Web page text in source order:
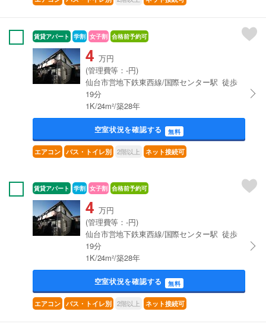
賃貸アパート 学割 女子割 合格前予約可
4 万円
(管理費等：-円)
仙台市営地下鉄東西線/国際センター駅 徒歩
19分
1K/24m²/築28年
空室状況を確認する 無料
エアコン バス・トイレ別 2階以上 ネット接続可
賃貸アパート 学割 女子割 合格前予約可
4 万円
(管理費等：-円)
仙台市営地下鉄東西線/国際センター駅 徒歩
19分
1K/24m²/築28年
空室状況を確認する 無料
エアコン バス・トイレ別 2階以上 ネット接続可